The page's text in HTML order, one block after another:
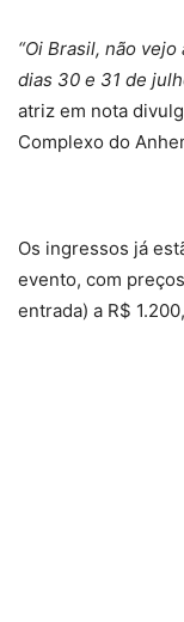
“Oi Brasil, não
dias 30 e 31 de
atriz em nota
Complexo do
Os ingressos já
evento, com
entrada) a R$